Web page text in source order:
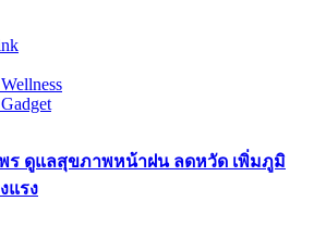
ร ดูแลสุขภาพหน้าฝน ลดหวัด เพิ่มภูมิ
แรง